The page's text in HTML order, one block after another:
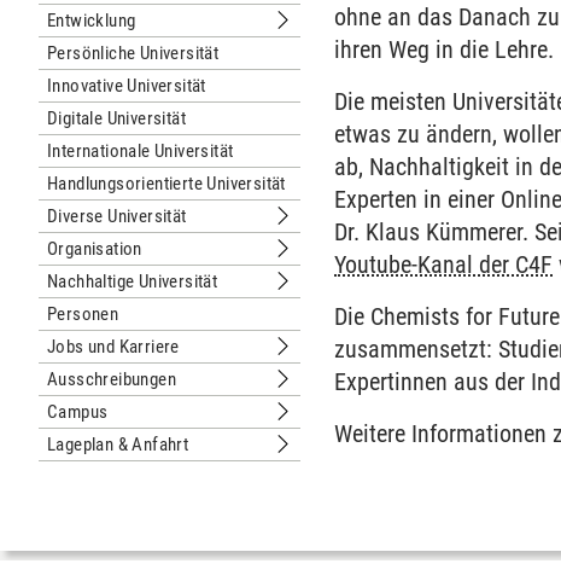
Entwicklung
Untermenu Entwicklung
Persönliche Universität
Innovative Universität
Digitale Universität
Internationale Universität
Handlungsorientierte Universität
Diverse Universität
Untermenu Diverse Universität
Organisation
Untermenu Organisation
Nachhaltige Universität
Untermenu Nachhaltige Universität
Personen
Jobs und Karriere
Untermenu Jobs und Karriere
Ausschreibungen
Untermenu Ausschreibungen
Campus
Untermenu Campus
Lageplan & Anfahrt
Untermenu Lageplan & Anfahrt
ohne an das Danach
ihren Weg in die Lehre.
Die meisten
etwas zu ändern,
ab, Nachhaltigkeit in
Experten in einer
Dr. Klaus Kümmerer.
Youtube-Kanal der C4F
Die Chemists for
zusammensetzt:
Expertinnen aus der
Weitere Informationen